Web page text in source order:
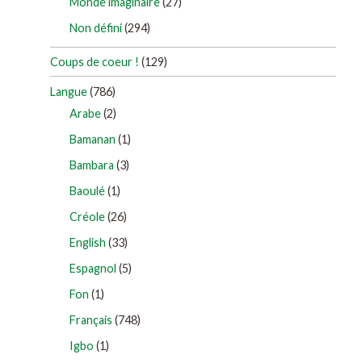
Non défini(294)
Coups de coeur ! (129)
Langue(786)
Arabe(2)
Bamanan (1)
Bambara (3)
Baoulé(1)
Créole(26)
English (33)
Espagnol (5)
Fon (1)
Français (748)
Igbo (1)